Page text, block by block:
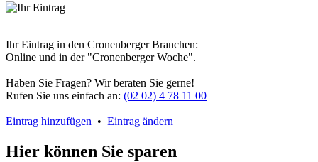
Ihr Eintrag in den Cronenberger Branchen:
Online und in der "Cronenberger Woche".
Haben Sie Fragen? Wir beraten Sie gerne!
Rufen Sie uns einfach an: (02 02) 4 78 11 00
Eintrag hinzufügen • Eintrag ändern
Hier können Sie sparen